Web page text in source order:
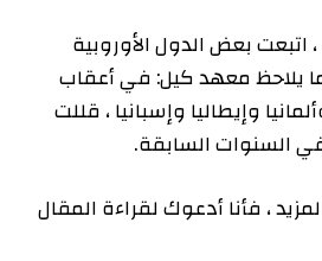
بعض الدول الأوروبية
يلاحظ معهد كيل: في أعقاب
وإيطاليا وإسبانيا ، قللت
السنوات السابقة.
، فأنا أدعوك لقراءة المقال